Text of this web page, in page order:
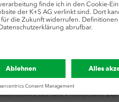
Cent
eine
12 Cent
an die Aktionäre